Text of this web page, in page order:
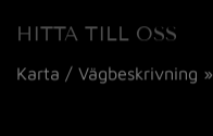
HITTA TILL OSS
Karta / Vägbeskrivning »